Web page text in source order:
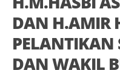
DAN H.AMIR
PELANTIKAN
DAN WAKIL